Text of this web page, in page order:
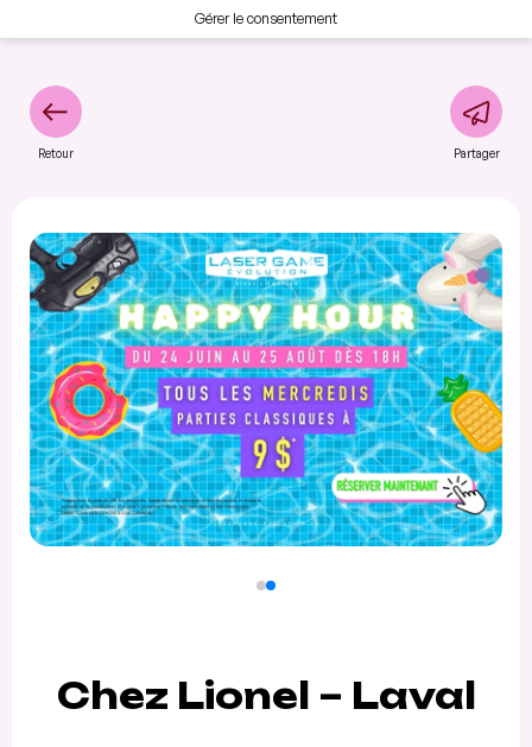
Gérer le consentement
Retour Partager
Chez Lionel – Laval